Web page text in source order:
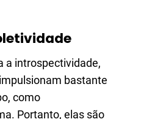
a introspectividade,
bastante
como
Portanto, elas são